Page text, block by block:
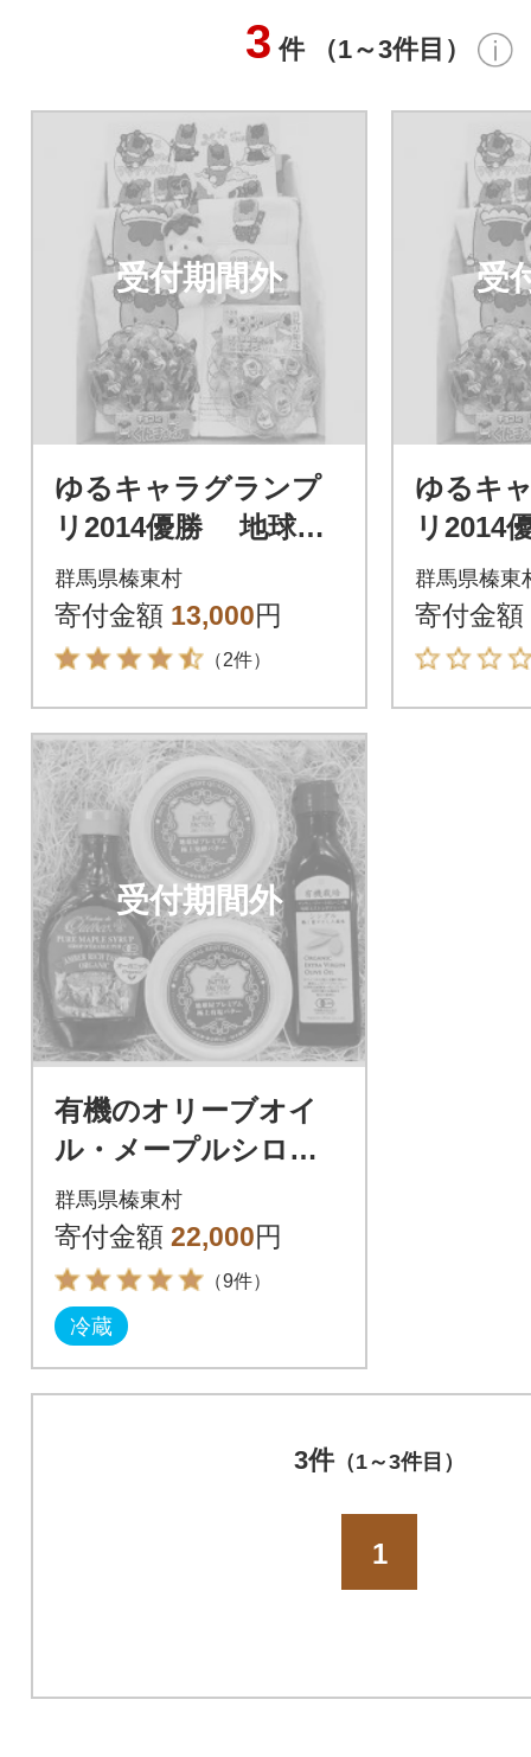
3 件 （1～3件目）
受付期間外
ゆるキャラグランプ
リ2014優勝 地球屋
「ぐんまちゃん」セ
ット
群馬県榛東村
寄付金額 13,000円
（2件）
受
ゆるキ
リ2014
「ぐん
ット
群馬県榛東
寄付金額
受付期間外
有機のオリーブオイ
ル・メープルシロッ
プ、無添加の極上有塩
バター・極上発酵バタ
ー 4点セット
群馬県榛東村
寄付金額 22,000円
（9件）
冷蔵
3件（1～3件目）
1